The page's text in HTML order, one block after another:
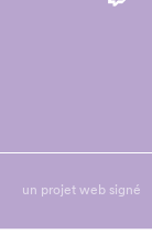
un projet web signé